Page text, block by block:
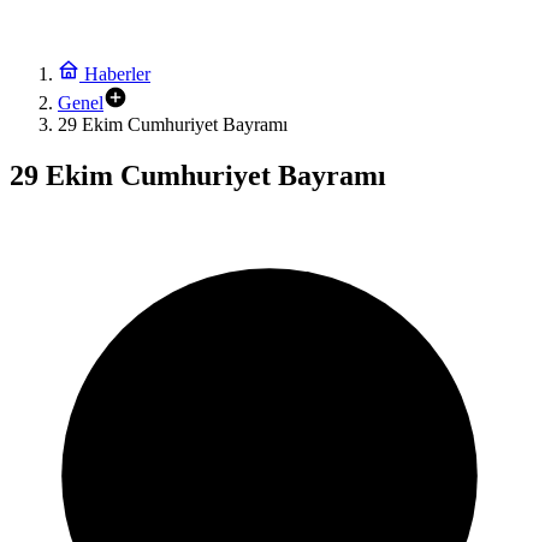
Haberler
Genel
29 Ekim Cumhuriyet Bayramı
29 Ekim Cumhuriyet Bayramı